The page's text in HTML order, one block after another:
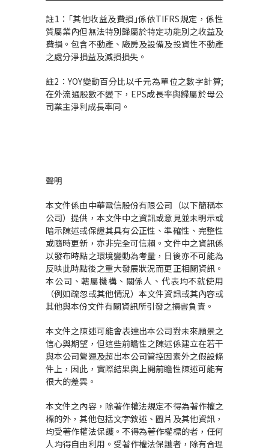
註1：｢其他收益及費損｣係依TIFRS規定，係性
質屬業內但無法特別歸屬於特定功能別之收益及
費損。包含不動產、廠房及設備及投資性不動產
之處分淨損益及減損損失。
註2：YOY變動百分比以千元為單位之數字計算;
在外流通股數不變下，EPS成長率與歸屬於母公
司業主淨利成長率同。
聲明
本文件係由中華電信股份有限公司（以下簡稱本
公司）提供，本文件中之資訊或意見並未明示或
暗示陳述或保證其具有公正性、準確性、完整性
或隨時更新，亦非完全可信賴。文件中之資訊係
以發布時點之環境變動為考量，日後亦不可能為
反映此時點後之重大發展狀況而更正相關資訊。
本公司、轄屬機構、關係人、代表均不就使用
（例如疏忽或其他情況）本文件資訊或其內容或
其他與本份文件有關資訊所引發之損害負責。
本文件之陳述可能會表達出本公司對未來願景之
信心與期望，但這些前瞻性之陳述係建立在若干
與本公司營運及超出本公司管控因素外之假設條
件上，因此，實際結果與上開前瞻性陳述可能有
很大的差異。
本文件之內容，除著作權法規定不得為著作權之
標的外，其他包括文字敘述、圖片及其他資訊，
均受著作權法保護。不得為著作權標的者，任何
人均得自由利用。受著作權法保護者，除有合理